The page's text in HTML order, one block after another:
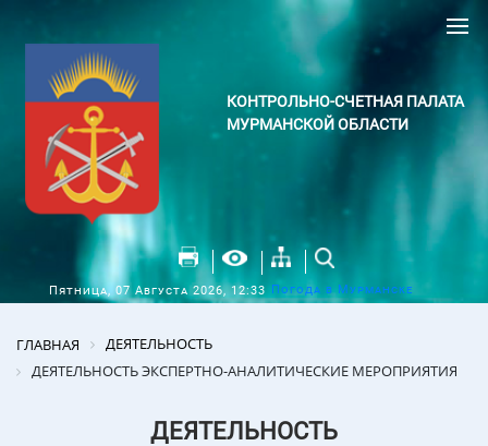
КОНТРОЛЬНО-СЧЕТНАЯ ПАЛАТА
МУРМАНСКОЙ ОБЛАСТИ
Пятница, 07 Августа 2026, 12:33 Погода в Мурманске
ГЛАВНАЯ
ДЕЯТЕЛЬНОСТЬ
ДЕЯТЕЛЬНОСТЬ ЭКСПЕРТНО-АНАЛИТИЧЕСКИЕ МЕРОПРИЯТИЯ
ДЕЯТЕЛЬНОСТЬ